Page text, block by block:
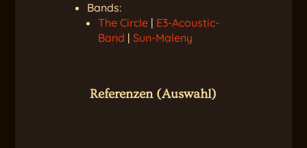
Bands:
The Circle| E3-Acoustic-
Band | Sun-Maleny
Referenzen (Auswahl)